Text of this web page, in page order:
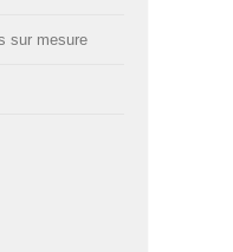
sur mesure